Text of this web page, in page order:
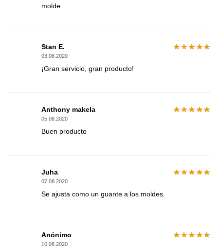
molde
Stan E.
03.08.2020
¡Gran servicio, gran producto!
Anthony makela
05.08.2020
Buen producto
Juha
07.08.2020
Se ajusta como un guante a los moldes.
Anónimo
10.08.2020